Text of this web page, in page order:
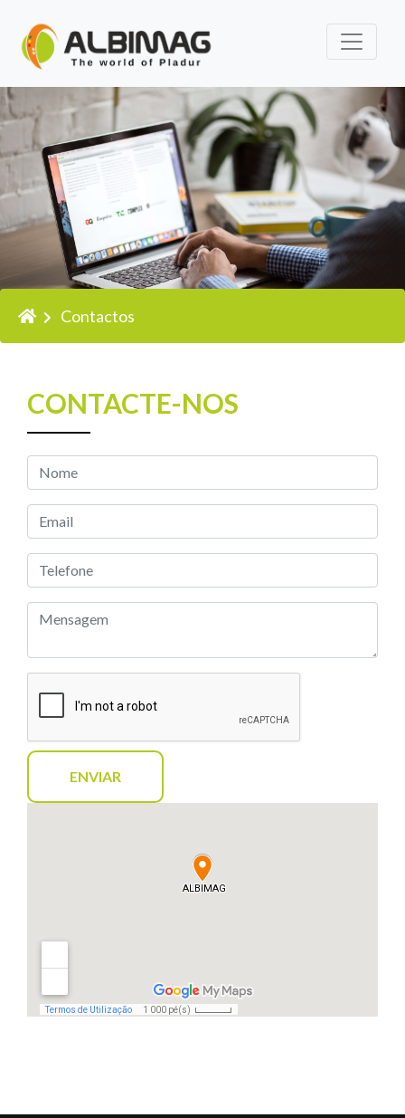
Contactos
Contactos
CONTACTE-NOS